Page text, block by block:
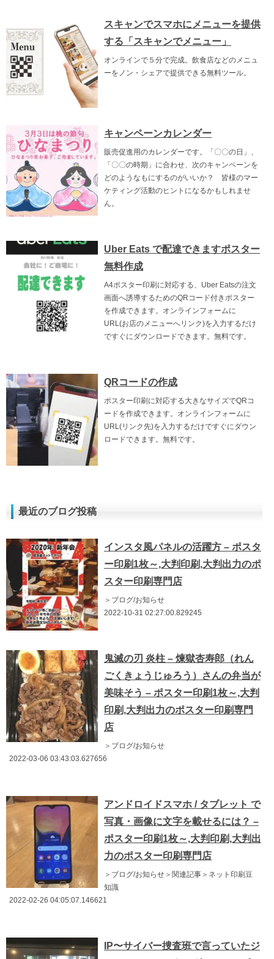
スキャンでスマホにメニューを提供
する「スキャンでメニュー」
オンラインで５分で完成。飲食店などのメニュ
ーをノン・シェアで提供できる無料ツール。
キャンペーンカレンダー
販売促進用のカレンダーです。「〇〇の日」、
「〇〇の時期」に合わせ、次のキャンペーンを
どのようなもにするのがいいか？ 皆様のマー
ケティング活動のヒントになるかもしれませ
ん。
Uber Eats で配達できますポスター
無料作成
A4ポスター印刷に対応する、Uber Eatsの注文
画面へ誘導するためのQRコード付きポスター
を作成できます。オンラインフォームに
URL(お店のメニューへリンク)を入力するだけ
ですぐにダウンロードできます。無料です。
QRコードの作成
ポスター印刷に対応する大きなサイズでQRコ
ードを作成できます。オンラインフォームに
URL(リンク先)を入力するだけですぐにダウン
ロードできます。無料です。
最近のブログ投稿
インスタ風パネルの活躍方 – ポスタ
ー印刷1枚～,大判印刷,大判出力のポ
スター印刷専門店
＞ブログ/お知らせ
2022-10-31 02:27:00.829245
鬼滅の刃 炎柱 – 煉獄杏寿郎（れん
ごくきょうじゅろう）さんの弁当が
美味そう – ポスター印刷1枚～,大判
印刷,大判出力のポスター印刷専門
店
＞ブログ/お知らせ
2022-03-06 03:43:03.627656
アンドロイドスマホ / タブレット で
写真・画像に文字を載せるには？ –
ポスター印刷1枚～,大判印刷,大判出
力のポスター印刷専門店
＞ブログ/お知らせ＞関連記事＞ネット印刷豆
知識
2022-02-26 04:05:07.146621
IP〜サイバー捜査班で言っていたジ